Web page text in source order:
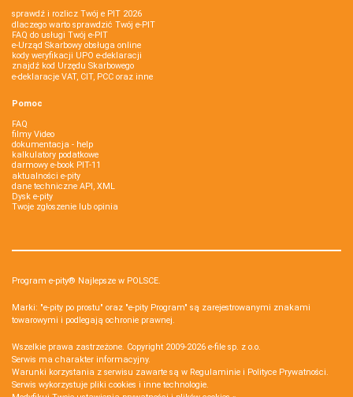
sprawdź i rozlicz Twój e PIT 2026
dlaczego warto sprawdzić Twój e-PIT
FAQ do usługi Twój e-PIT
e-Urząd Skarbowy obsługa online
kody weryfikacji UPO e-deklaracji
znajdź kod Urzędu Skarbowego
e-deklaracje VAT, CIT, PCC oraz inne
Pomoc
FAQ
filmy Video
dokumentacja - help
kalkulatory podatkowe
darmowy e-book PIT-11
aktualności e-pity
dane techniczne API, XML
Dysk e-pity
Twoje zgłoszenie lub opinia
Program e-pity® Najlepsze w POLSCE.
Marki: "e-pity po prostu" oraz "e-pity Program" są zarejestrowanymi znakami
towarowymi i podlegają ochronie prawnej.
Wszelkie prawa zastrzeżone. Copyright 2009-2026 e-file sp. z o.o.
Serwis ma charakter informacyjny.
Warunki korzystania z serwisu zawarte są w Regulaminie i Polityce Prywatności.
Serwis wykorzystuje pliki cookies i inne technologie.